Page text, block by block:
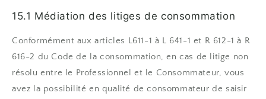
15.1 Médiation des litiges de consommation
Conformément aux articles L611-1 à L 641-1 et R 612-1 à R
616-2 du Code de la consommation, en cas de litige non
résolu entre le Professionnel et le Consommateur, vous
avez la possibilité en qualité de consommateur de saisir